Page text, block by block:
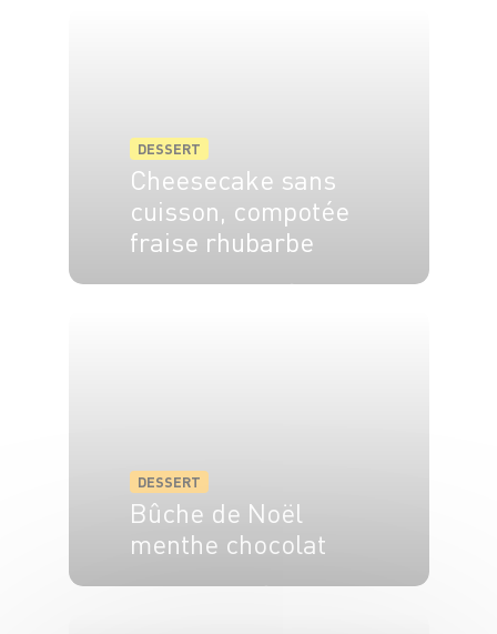
DESSERT
Cheesecake sans
cuisson, compotée
fraise rhubarbe
DESSERT
Bûche de Noël
menthe chocolat